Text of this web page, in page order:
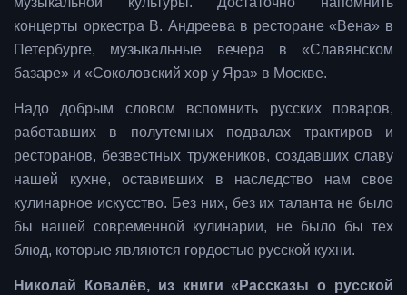
концерты оркестра В. Андреева в ресторане «Вена» в
Петербурге, музыкальные вечера в «Славянском
базаре» и «Соколовский хор у Яра» в Москве.
Надо добрым словом вспомнить русских поваров,
работавших в полутемных подвалах трактиров и
ресторанов, безвестных тружеников, создавших славу
нашей кухне, оставивших в наследство нам свое
кулинарное искусство. Без них, без их таланта не было
бы нашей современной кулинарии, не было бы тех
блюд, которые являются гордостью русской кухни.
Николай Ковалёв, из книги «Рассказы о русской